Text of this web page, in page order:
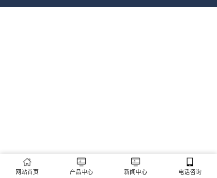
网站首页 产品中心 新闻中心 电话咨询